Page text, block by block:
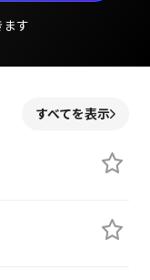
す
すべてを表示